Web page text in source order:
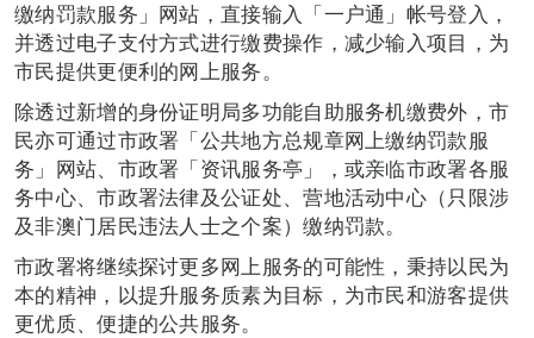
缴纳罚款服务」网站，直接输入「一户通」帐号登入，
并透过电子支付方式进行缴费操作，减少输入项目，为
市民提供更便利的网上服务。
除透过新增的身份证明局多功能自助服务机缴费外，市
民亦可通过市政署「公共地方总规章网上缴纳罚款服
务」网站、市政署「资讯服务亭」，或亲临市政署各服
务中心、市政署法律及公证处、营地活动中心（只限涉
及非澳门居民违法人士之个案）缴纳罚款。
市政署将继续探讨更多网上服务的可能性，秉持以民为
本的精神，以提升服务质素为目标，为市民和游客提供
更优质、便捷的公共服务。